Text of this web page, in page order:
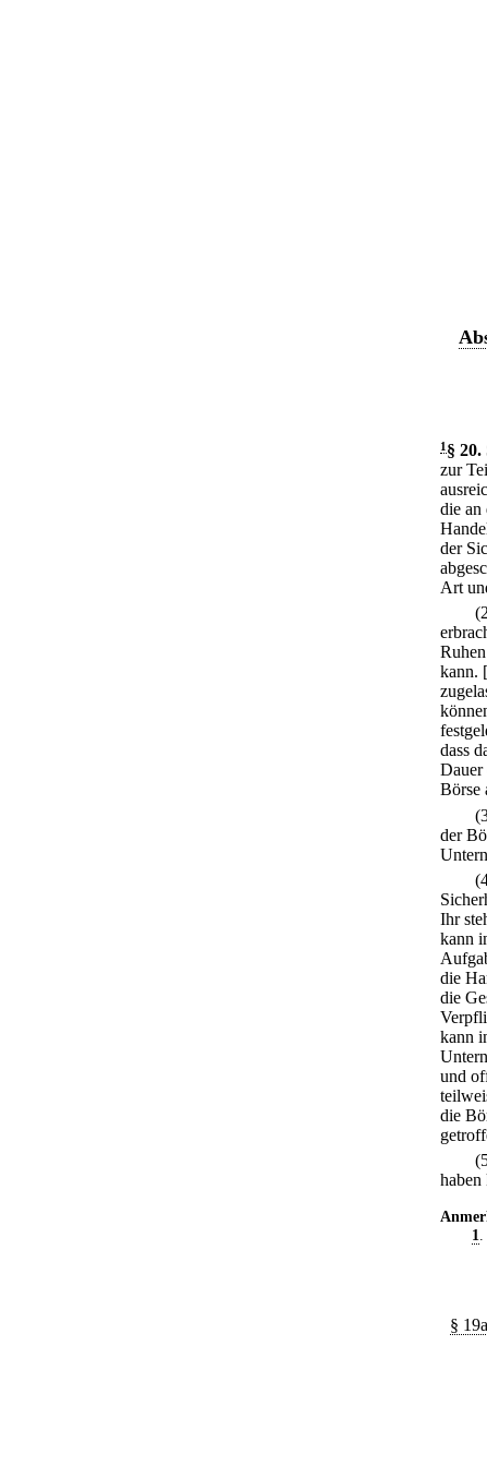
1 § 20.
zur
die an
der
Art
kann.
dass
Dauer
Börse
der
Ihr
kann
die
die
kann
und
die
haben
1
§